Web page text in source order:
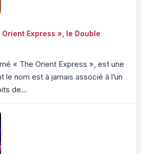
Express », le Double
« The Orient Express », est une
le nom est à jamais associé à l’un
de...